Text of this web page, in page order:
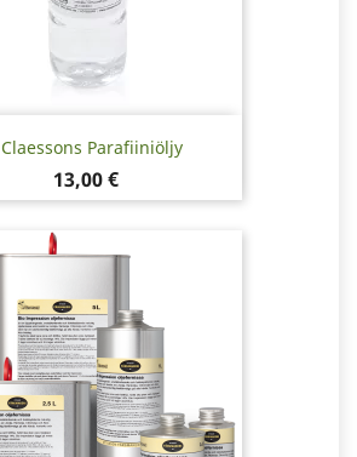
Claessons Parafiiniöljy
Hinta
13,00 €